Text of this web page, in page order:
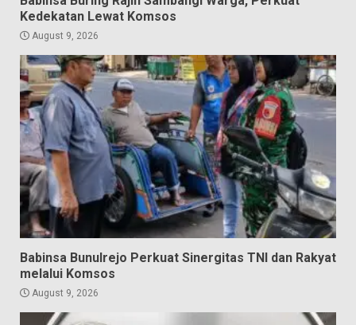
Kedekatan Lewat Komsos
August 9, 2026
Babinsa Bunulrejo Perkuat Sinergitas TNI dan Rakyat
melalui Komsos
August 9, 2026